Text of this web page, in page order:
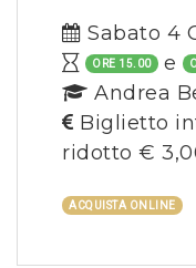
Sabato 4
ORE 15.00 e
Andrea
Biglietto
ridotto €
ACQUISTA ONLINE